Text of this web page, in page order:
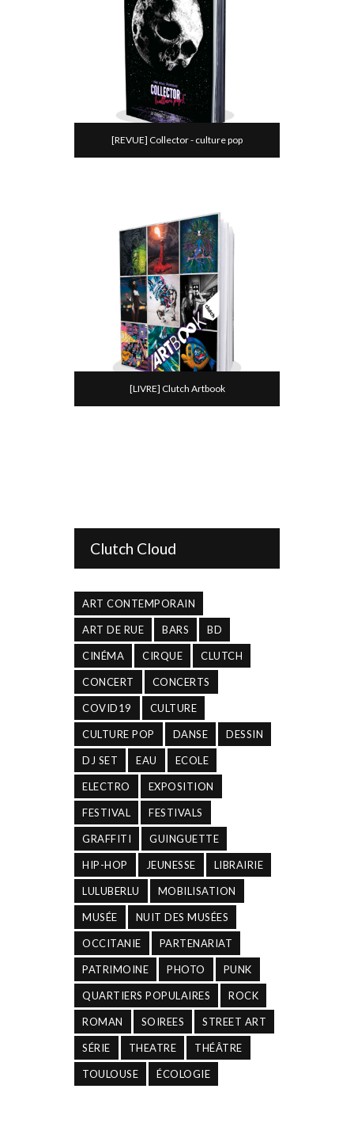
[REVUE] Collector - culture pop
[LIVRE] Clutch Artbook
Clutch Cloud
ART CONTEMPORAIN
ART DE RUE BARS BD
CINÉMA CIRQUE CLUTCH
CONCERT CONCERTS
COVID19 CULTURE
CULTURE POP DANSE DESSIN
DJ SET EAU ECOLE
ELECTRO EXPOSITION
FESTIVAL FESTIVALS
GRAFFITI GUINGUETTE
HIP-HOP JEUNESSE LIBRAIRIE
LULUBERLU MOBILISATION
MUSÉE NUIT DES MUSÉES
OCCITANIE PARTENARIAT
PATRIMOINE PHOTO PUNK
QUARTIERS POPULAIRES ROCK
ROMAN SOIREES STREET ART
SÉRIE THEATRE THÉÂTRE
TOULOUSE ÉCOLOGIE